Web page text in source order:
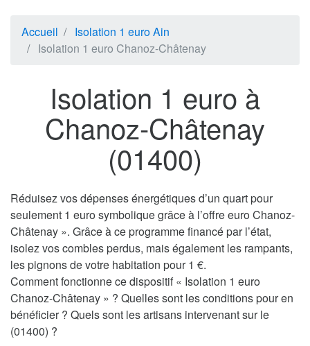
Accueil
Isolation 1 euro Ain
Isolation 1 euro Chanoz-Châtenay
Isolation 1 euro à
Chanoz-Châtenay
(01400)
Réduisez vos dépenses énergétiques d’un quart pour
seulement 1 euro symbolique grâce à l’offre euro Chanoz-
Châtenay ». Grâce à ce programme financé par l’état,
isolez vos combles perdus, mais également les rampants,
les pignons de votre habitation pour 1 €.
Comment fonctionne ce dispositif « Isolation 1 euro
Chanoz-Châtenay » ? Quelles sont les conditions pour en
bénéficier ? Quels sont les artisans intervenant sur le
(01400) ?